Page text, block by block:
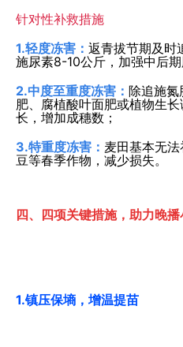
针对性补救措施
1.轻度冻害： 返青拔节期及时
施尿素8-10公斤，加强中后期
2.中度至重度冻害： 除追施
肥、腐植酸叶面肥或植物生
长，增加成穗数；
3.特重度冻害： 麦田基本无
豆等春季作物，减少损失。
四、四项关键措施，助力晚
1.镇压保墒，增温提苗